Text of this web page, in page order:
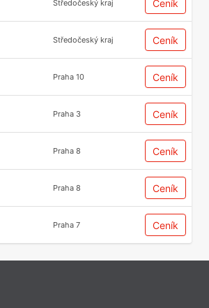
Středočeský kraj Ceník
Středočeský kraj Ceník
Praha 10 Ceník
Praha 3 Ceník
Praha 8 Ceník
Praha 8 Ceník
Praha 7 Ceník